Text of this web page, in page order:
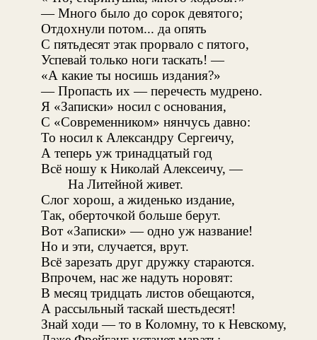
— Много было до сорок девятого;
Отдохнули потом... да опять
С пятьдесят этак прорвало с пятого,
Успевай только ноги таскать! —
«А какие ты носишь издания?»
— Пропасть их — перечесть мудрено.
Я «Записки» носил с основания,
С «Современником» нянчусь давно:
То носил к Александру Сергеичу,
А теперь уж тринадцатый год
Всё ношу к Николай Алексеичу, —
На Литейной живет.
Слог хорош, а жиденько издание,
Так, оберточкой больше берут.
Вот «Записки» — одно уж название!
Но и эти, случается, врут.
Всё зарезать друг дружку стараются.
Впрочем, нас же надуть норовят:
В месяц тридцать листов обещаются,
А рассыльный таскай шестьдесят!
Знай ходи — то в Коломну, то к Невскому,